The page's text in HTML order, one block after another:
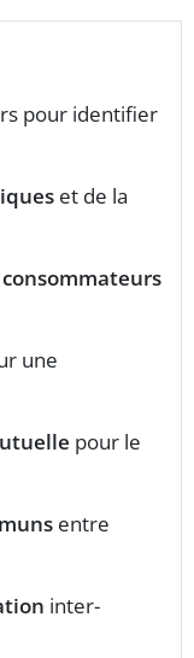
pour identifier
et de la
une
pour le
entre
inter-